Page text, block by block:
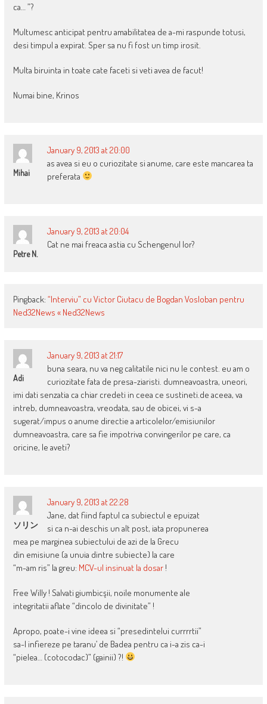
ca… ”?
Multumesc anticipat pentru amabilitatea de a-mi raspunde totusi,
desi timpul a expirat. Sper sa nu fi fost un timp irosit.
Multa biruinta in toate cate faceti si veti avea de facut!
Numai bine, Krinos
Mihai
January 9, 2013 at 20:00
as avea si eu o curiozitate si anume, care este mancarea ta
preferata
Petre N.
January 9, 2013 at 20:04
Cat ne mai freaca astia cu Schengenul lor?
Pingback: “Interviu” cu Victor Ciutacu de Bogdan Vosloban pentru
Ned32News « Ned32News
Adi
January 9, 2013 at 21:17
buna seara, nu va neg calitatile nici nu le contest. eu am o
curiozitate fata de presa-ziaristi. dumneavoastra, uneori,
imi dati senzatia ca chiar credeti in ceea ce sustineti.de aceea, va
intreb, dumneavoastra, vreodata, sau de obicei, vi s-a
sugerat/impus o anume directie a articolelor/emisiunilor
dumneavoastra, care sa fie impotriva convingerilor pe care, ca
oricine, le aveti?
ソリン
January 9, 2013 at 22:28
Jane, dat fiind faptul ca subiectul e epuizat
si ca n-ai deschis un alt post, iata propunerea
mea pe marginea subiectului de azi de la Grecu
din emisiune (a unuia dintre subiecte) la care
“m-am ris” la greu: MCV-ul insinuat la dosar !
Free Willy ! Salvati giumbicşii, noile monumente ale
integritatii aflate “dincolo de divinitate” !
Apropo, poate-i vine ideea si “presedintelui currrrtii”
sa-l infiereze pe taranu’ de Badea pentru ca i-a zis ca-i
“pielea… (cotocodac)” (gainii) ?!